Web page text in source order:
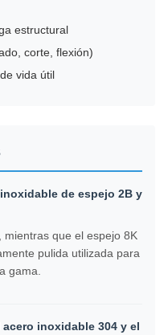
estructural
corte, flexión)
vida útil
de espejo 2B y
mientras que el espejo 8K
pulida utilizada para
gama.
inoxidable 304 y el